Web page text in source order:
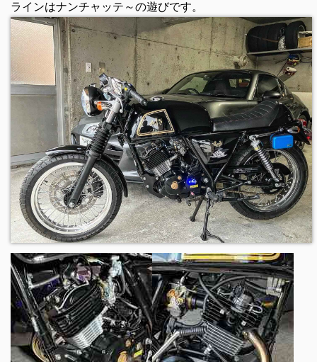
ラインはナンチャッテ～の遊びです。